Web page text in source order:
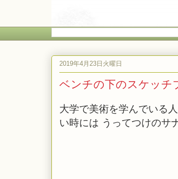
2019年4月23日火曜日
ベンチの下のスケッチ
大学で美術を学んでいる
い時には うってつけのサ